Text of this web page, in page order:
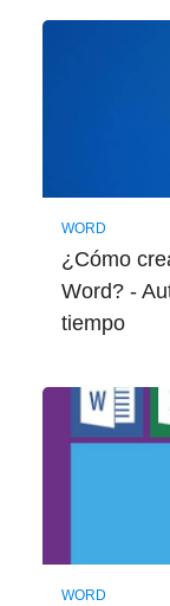
WORD
¿Cómo
Word? -
tiempo
WORD